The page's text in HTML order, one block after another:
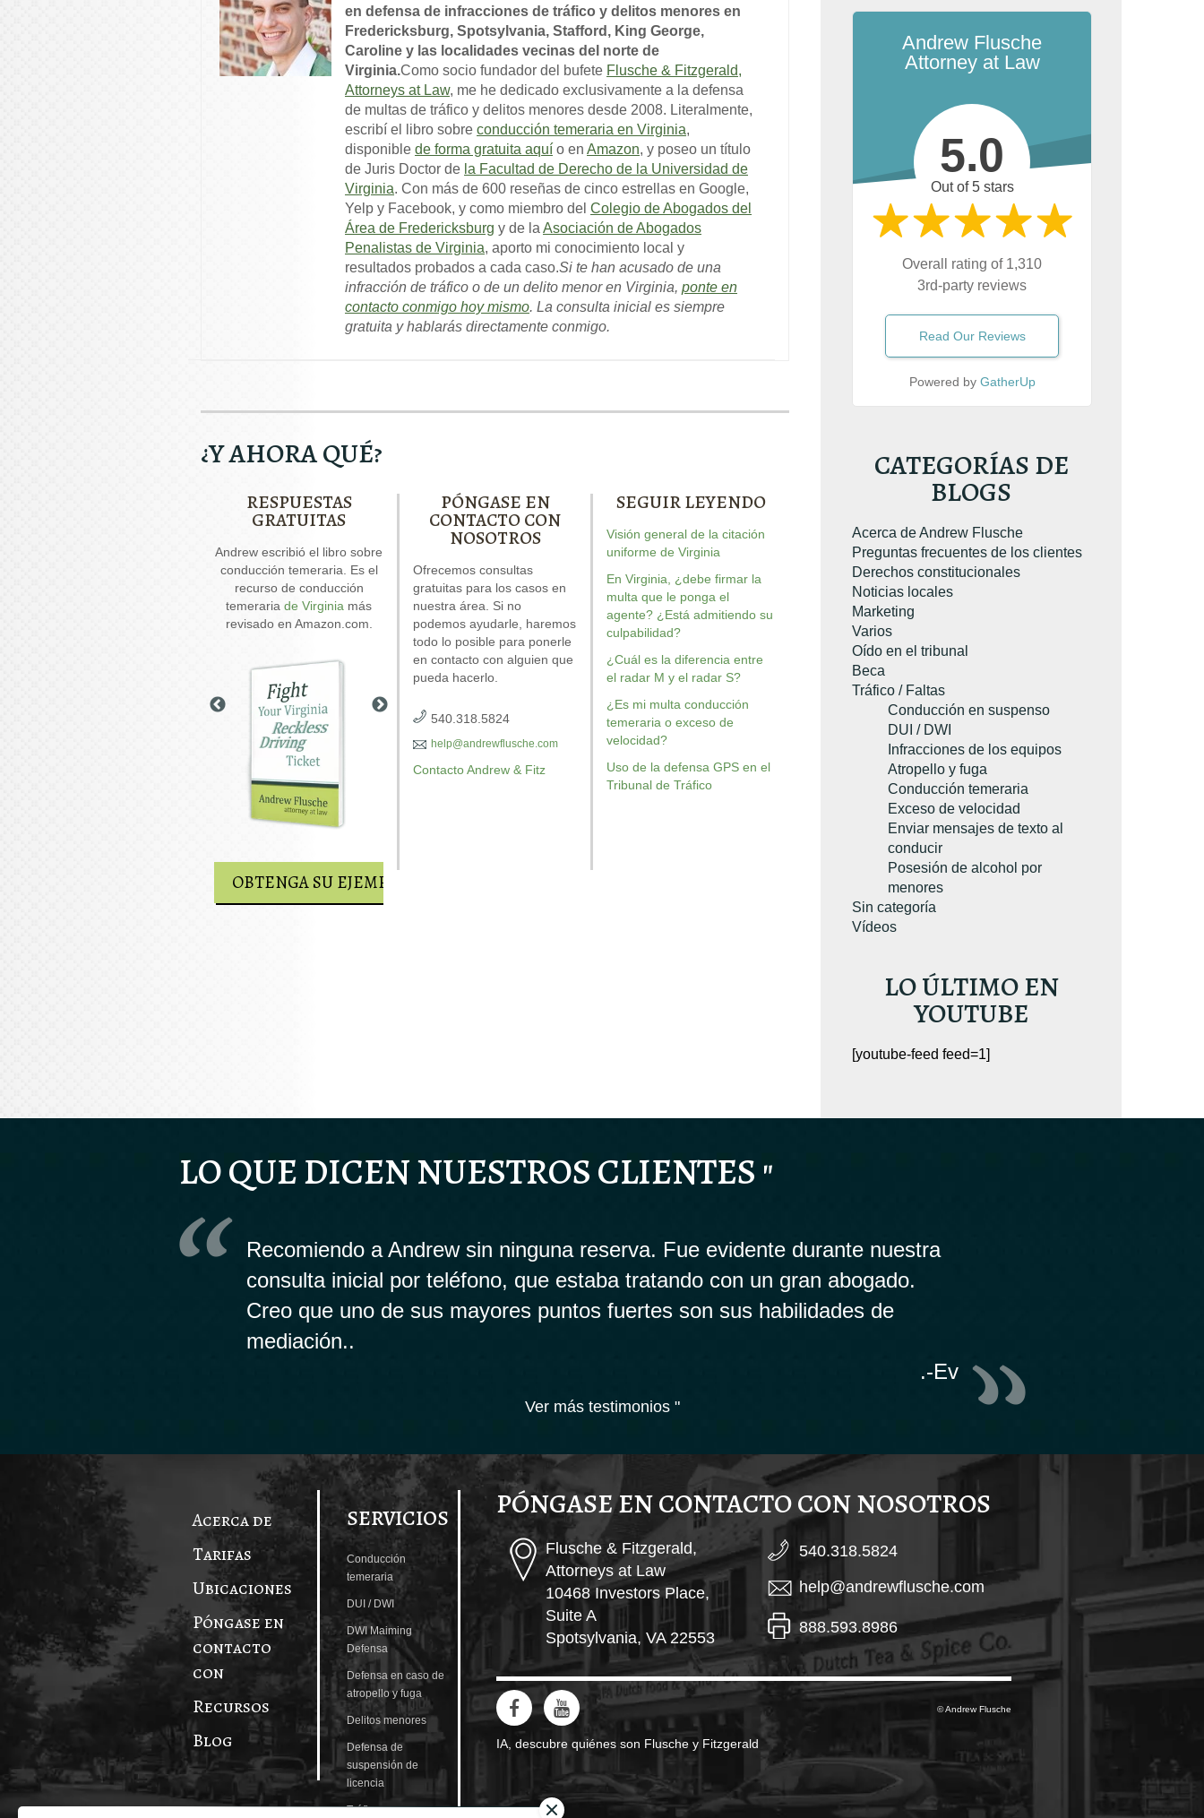
en defensa de infracciones de tráfico y delitos menores en
Fredericksburg, Spotsylvania, Stafford, King George,
Caroline y las localidades vecinas del norte de
Virginia.Como socio fundador del bufete Flusche & Fitzgerald,
Attorneys at Law, me he dedicado exclusivamente a la defensa
de multas de tráfico y delitos menores desde 2008. Literalmente,
escribí el libro sobre conducción temeraria en Virginia,
disponible de forma gratuita aquí o en Amazon, y poseo un título
de Juris Doctor de la Facultad de Derecho de la Universidad de
Virginia. Con más de 600 reseñas de cinco estrellas en Google,
Yelp y Facebook, y como miembro del Colegio de Abogados del
Área de Fredericksburg y de la Asociación de Abogados
Penalistas de Virginia, aporto mi conocimiento local y
resultados probados a cada caso.Si te han acusado de una
infracción de tráfico o de un delito menor en Virginia, ponte en
contacto conmigo hoy mismo. La consulta inicial es siempre
gratuita y hablarás directamente conmigo.
¿Y AHORA QUÉ?
RESPUESTAS
GRATUITAS
Andrew escribió el libro sobre
conducción temeraria. Es el
recurso de conducción
temeraria de Virginia más
revisado en Amazon.com.
OBTENGA SU EJEMPLAR GRATUITO
DWI. Está repleto de
respuestas para su caso.
Nuestro informe especial
permiso suspendido explica
seis cuestiones críticas que
posiblemente se debatan en
su caso.
Andrew escribió el libro sobre
conducción temeraria. Es el
recurso de conducción
más
revisado en Amazon.com.
OBTENGA SU EJEMPLAR GRATUITO
PÓNGASE EN
CONTACTO CON
NOSOTROS
Ofrecemos consultas
gratuitas para los casos en
nuestra área. Si no
podemos ayudarle, haremos
todo lo posible para ponerle
en contacto con alguien que
pueda hacerlo.
540.318.5824
help@andrewflusche.com
Contacto Andrew & Fitz
SEGUIR LEYENDO
Visión general de la citación
uniforme de Virginia
En Virginia, ¿debe firmar la
multa que le ponga el
agente? ¿Está admitiendo su
culpabilidad?
¿Cuál es la diferencia entre
el radar M y el radar S?
¿Es mi multa conducción
temeraria o exceso de
velocidad?
Uso de la defensa GPS en el
Tribunal de Tráfico
Andrew Flusche
Attorney at Law
5.0
Out of 5 stars
Overall rating of 1,310
3rd-party reviews
Read Our Reviews
Powered by GatherUp
CATEGORÍAS DE
BLOGS
Acerca de Andrew Flusche
Preguntas frecuentes de los clientes
Derechos constitucionales
Noticias locales
Marketing
Varios
Oído en el tribunal
Beca
Tráfico / Faltas
Conducción en suspenso
DUI / DWI
Infracciones de los equipos
Atropello y fuga
Conducción temeraria
Exceso de velocidad
Enviar mensajes de texto al
conducir
Posesión de alcohol por
menores
Sin categoría
Vídeos
LO ÚLTIMO EN
YOUTUBE
[youtube-feed feed=1]
LO QUE DICEN NUESTROS CLIENTES "
Recomiendo a Andrew sin ninguna reserva. Fue evidente durante nuestra
consulta inicial por teléfono, que estaba tratando con un gran abogado.
Creo que uno de sus mayores puntos fuertes son sus habilidades de
mediación..
.-Ev
Ver más testimonios "
Acerca de
Tarifas
Ubicaciones
Póngase en
contacto
con
Recursos
Blog
SERVICIOS
Conducción
temeraria
DUI / DWI
DWI Maiming
Defensa
Defensa en caso de
atropello y fuga
Delitos menores
Defensa de
suspensión de
licencia
Tráfico
PÓNGASE EN CONTACTO CON NOSOTROS
Flusche & Fitzgerald,
Attorneys at Law
10468 Investors Place,
Suite A
Spotsylvania, VA 22553
540.318.5824
help@andrewflusche.com
888.593.8986
© Andrew Flusche
IA, descubre quiénes son Flusche y Fitzgerald